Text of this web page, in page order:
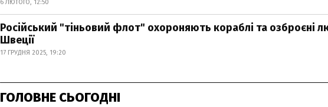
6 ЛЮТОГО, 12:50
Російський "тіньовий флот" охороняють кораблі та озброєні
Швеції
17 ГРУДНЯ 2025, 19:20
ГОЛОВНЕ СЬОГОДНІ